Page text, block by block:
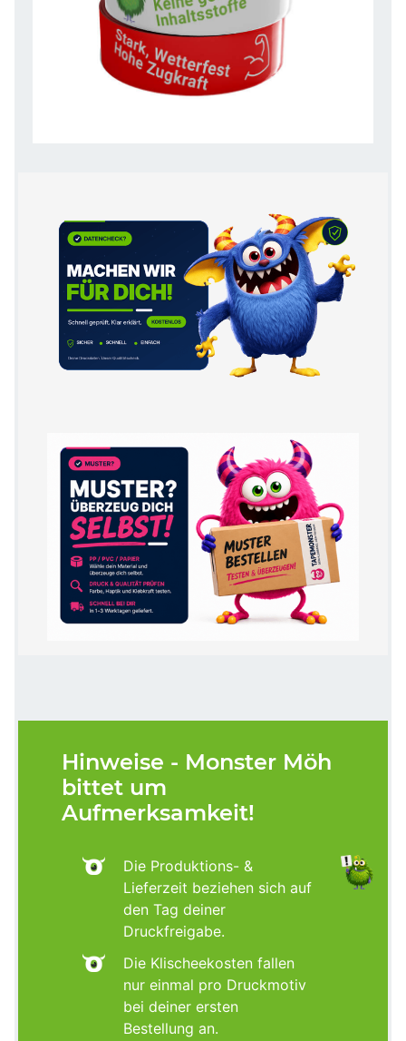
Hinweise - Monster Möh
bittet um
Aufmerksamkeit!
Die Produktions- &
Lieferzeit beziehen sich auf
den Tag deiner
Druckfreigabe.
Die Klischeekosten fallen
nur einmal pro Druckmotiv
bei deiner ersten
Bestellung an.